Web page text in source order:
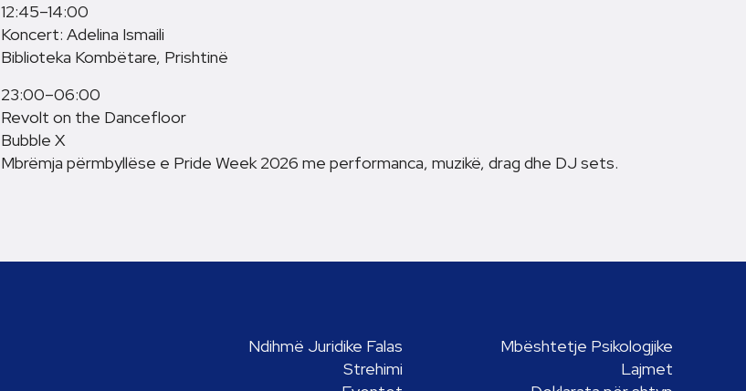
12:45–14:00
Koncert: Adelina Ismaili
Biblioteka Kombëtare, Prishtinë
23:00–06:00
Revolt on the Dancefloor
Bubble X
Mbrëmja përmbyllëse e Pride Week 2026 me performanca, muzikë, drag dhe DJ sets.
Ndihmë Juridike Falas
Mbështetje Psikologjike
Strehimi
Lajmet